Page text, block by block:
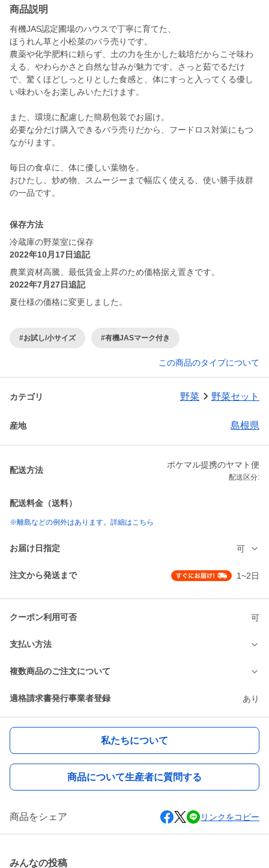
商品説明
有機JAS認定圃場のハウスで丁寧に育てた、
ほうれん草と小松菜のバラ売りです。
農薬や化学肥料に頼らず、土の力を生かした栽培だからこそ味わ
える、やわらかさと自然な甘みが魅力です。さっと茹でるだけ
で、驚くほどしっとりとした食感と、体にすっと入ってくる優し
い味わいをお楽しみいただけます。
また、環境に配慮した簡易包装でお届け。
必要な分だけ購入できるバラ売りだから、フードロス対策にもつ
ながります。
毎日の食卓に、体に優しい葉物を。
おひたし、炒め物、スムージーまで幅広く使える、使い勝手抜群
の一品です。
保存方法
冷蔵庫の野菜室に保存
2022年10月17日追記
農業資材高騰、最低賃金上昇のため価格据え置きです。
2022年7月27日追記
夏仕様の価格に変更しました。
#お試し/小サイズ #有機JASマーク付き
この商品のタイプについて
カテゴリ 野菜 野菜セット
産地 島根県
配送方法
ポケマル提携のヤマト便
配送区分:
配送料金（送料）
※離島などの例外はあります。詳細はこちら
お届け日指定 可
注文から発送まで 1~2日
クーポン利用可否 可
支払い方法
複数商品のご注文について
適格請求書発行事業者登録 あり
私たちについて
商品について生産者に質問する
商品をシェア リンクをコピー
みんなの投稿